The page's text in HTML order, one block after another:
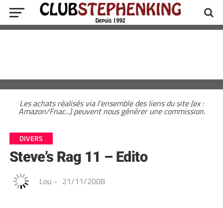
Les achats réalisés via l'ensemble des liens du site (ex :
Amazon/Fnac...) peuvent nous générer une commission.
DIVERS
Steve’s Rag 11 – Edito
Lou - 21/11/2008